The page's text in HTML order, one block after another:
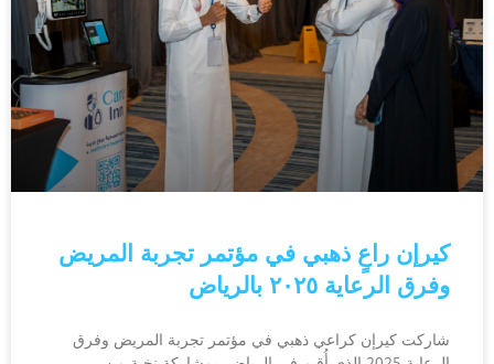
كيرإن راعٍ ذهبي في مؤتمر تجربة المريض
وفرق الرعاية ٢٠٢٥ بالرياض
شاركت كيرإن كراعي ذهبي في مؤتمر تجربة المريض وفرق